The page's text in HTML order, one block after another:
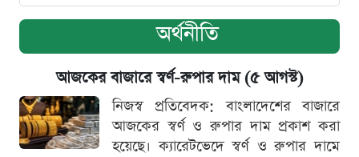
অর্থনীতি
আজকের বাজারে স্বর্ণ-রুপার দাম (৫ আগস্ট)
নিজস্ব প্রতিবেদক: বাংলাদেশের বাজারে
আজকের স্বর্ণ ও রুপার দাম প্রকাশ করা
হয়েছে। ক্যারেটভেদে স্বর্ণ ও রুপার দামে